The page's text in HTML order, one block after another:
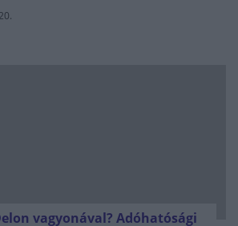
vagyonával? Adóhatósági